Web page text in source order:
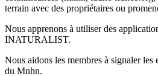
terrain avec des propriétaires ou
Nous apprenons à utiliser des
INATURALIST.
Nous aidons les membres à signaler les
du Mnhn.